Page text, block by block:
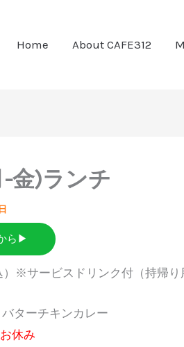
Home About CAFE312
金)ランチ
ら▶
※サービスドリンク付（持帰り
ターチキンカレー
お休み